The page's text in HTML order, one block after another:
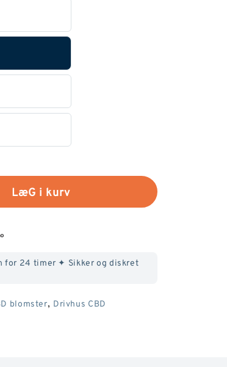
LæG i kurv
for 24 timer ✦ Sikker og diskret
blomster, Drivhus CBD